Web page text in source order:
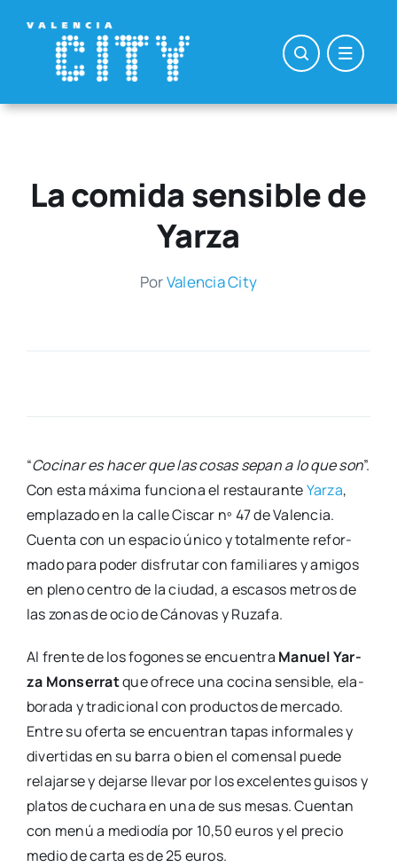
contenido
La comida sensible de
Yarza
PorValen­cia City
“Coci­nar es hacer que las cosas sepan a lo que son”.
Con esta máxi­ma fun­cio­na el res­tau­ran­teYar­za,
empla­za­do en la calle Cis­car nº 47 de Valen­cia.
Cuen­ta con un espa­cio úni­co y total­men­te refor­
ma­do para poder dis­fru­tar con fami­lia­res y ami­gos
en pleno cen­tro de la ciu­dad, a esca­sos metros de
las zonas de ocio de Cáno­vas y Ruza­fa.
Al fren­te de los fogo­nes se encuen­tra Manuel Yar­
za Mon­se­rratque ofre­ce una coci­na sen­si­ble, ela­
bo­ra­da y tra­di­cio­nal con pro­duc­tos de mer­ca­do.
Entre su ofer­ta se encuen­tran tapas infor­ma­les y
diver­ti­das en su barra o bien el comen­sal pue­de
rela­jar­se y dejar­se lle­var por los exce­len­tes gui­sos y
pla­tos de cucha­ra en una de sus mesas. Cuen­tan
con menú a medio­día por 10,50 euros y el pre­cio
medio de car­ta es de 25 euros.